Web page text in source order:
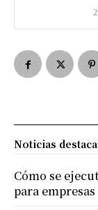
Noticias
Cómo se
para empresas